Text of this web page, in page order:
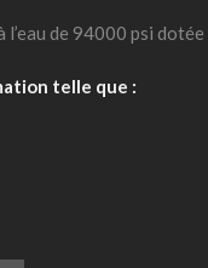
de 94000 psi dotée
telle que :